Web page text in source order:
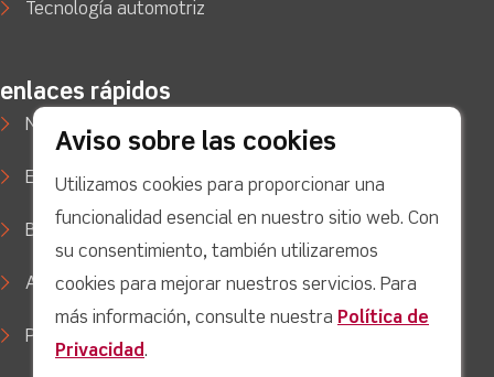
Tecnología automotriz
enlaces rápidos
Noticias
Estudios de caso
Blog
Apoyo
Política de privacidad
Aviso sobre las cookies
Utilizamos cookies para proporcionar una
funcionalidad esencial en nuestro sitio web. Con
su consentimiento, también utilizaremos
cookies para mejorar nuestros servicios. Para
más información, consulte nuestra Política de
Privacidad.